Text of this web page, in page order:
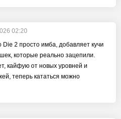
02:20
2 просто имба, добавляет кучи
которые реально зацепили.
кайфую от новых уровней и
теперь кататься можно